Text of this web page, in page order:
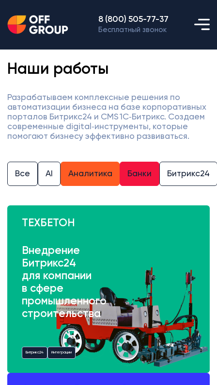
8 (800) 505-77-37
Бесплатный звонок
Наши работы
Разрабатываем комплексные решения по
автоматизации бизнеса на базе корпоративных
порталов Битрикс24 и CMS 1С‑Битрикс. Создаем
современные digital‑инструменты, которые
помогают бизнесу эффективно развиваться.
Все AI Аналитика Банки Битрикс24
ТЕХБЕТОН
Внедрение
Битрикс24
для компании
в сфере
промышленного
строительства
Битрикс24 Интеграции